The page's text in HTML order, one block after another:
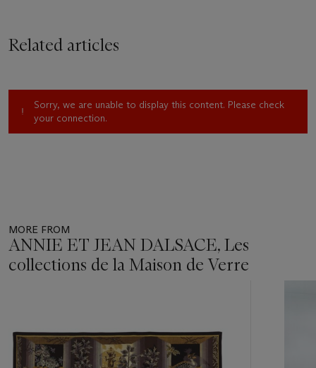
Related articles
Sorry, we are unable to display this content. Please check
your connection.
MORE FROM
ANNIE ET JEAN DALSACE, Les
collections de la Maison de Verre
11